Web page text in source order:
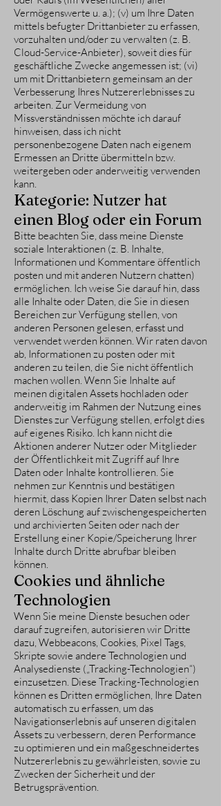
Vermögenswerte u. a.); (v) um Ihre Daten
mittels befugter Drittanbieter zu erfassen,
vorzuhalten und/oder zu verwalten (z. B.
Cloud-Service-Anbieter), soweit dies für
geschäftliche Zwecke angemessen ist; (vi)
um mit Drittanbietern gemeinsam an der
Verbesserung Ihres Nutzererlebnisses zu
arbeiten. Zur Vermeidung von
Missverständnissen möchte ich darauf
hinweisen, dass ich nicht
personenbezogene Daten nach eigenem
Ermessen an Dritte übermitteln bzw.
weitergeben oder anderweitig verwenden
kann.
Kategorie: Nutzer hat
einen Blog oder ein Forum
Bitte beachten Sie, dass meine Dienste
soziale Interaktionen (z. B. Inhalte,
Informationen und Kommentare öffentlich
posten und mit anderen Nutzern chatten)
ermöglichen. Ich weise Sie darauf hin, dass
alle Inhalte oder Daten, die Sie in diesen
Bereichen zur Verfügung stellen, von
anderen Personen gelesen, erfasst und
verwendet werden können. Wir raten davon
ab, Informationen zu posten oder mit
anderen zu teilen, die Sie nicht öffentlich
machen wollen. Wenn Sie Inhalte auf
meinen digitalen Assets hochladen oder
anderweitig im Rahmen der Nutzung eines
Dienstes zur Verfügung stellen, erfolgt dies
auf eigenes Risiko. Ich kann nicht die
Aktionen anderer Nutzer oder Mitglieder
der Öffentlichkeit mit Zugriff auf Ihre
Daten oder Inhalte kontrollieren. Sie
nehmen zur Kenntnis und bestätigen
hiermit, dass Kopien Ihrer Daten selbst nach
deren Löschung auf zwischengespeicherten
und archivierten Seiten oder nach der
Erstellung einer Kopie/Speicherung Ihrer
Inhalte durch Dritte abrufbar bleiben
können.
Cookies und ähnliche
Technologien
Wenn Sie meine Dienste besuchen oder
darauf zugreifen, autorisieren wir Dritte
dazu, Webbeacons, Cookies, Pixel Tags,
Skripte sowie andere Technologien und
Analysedienste („Tracking-Technologien“)
einzusetzen. Diese Tracking-Technologien
können es Dritten ermöglichen, Ihre Daten
automatisch zu erfassen, um das
Navigationserlebnis auf unseren digitalen
Assets zu verbessern, deren Performance
zu optimieren und ein maßgeschneidertes
Nutzererlebnis zu gewährleisten, sowie zu
Zwecken der Sicherheit und der
Betrugsprävention.